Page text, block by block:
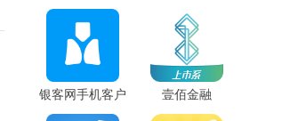
商家版
银客网手机客户
端
壹佰金融